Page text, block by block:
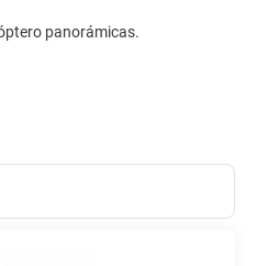
panorámicas.